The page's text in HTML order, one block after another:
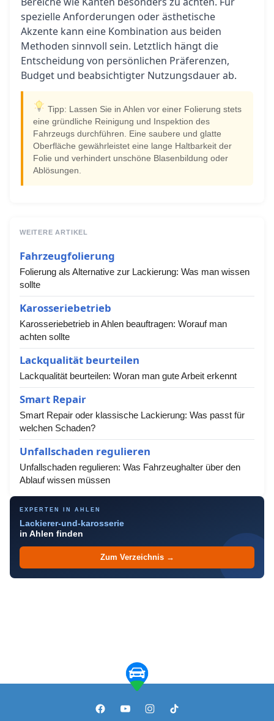
spezielle Anforderungen oder ästhetische
Akzente kann eine Kombination aus beiden
Methoden sinnvoll sein. Letztlich hängt die
Entscheidung von persönlichen Präferenzen,
Budget und beabsichtigter Nutzungsdauer ab.
Tipp: Lassen Sie in Ahlen vor einer Folierung stets
eine gründliche Reinigung und Inspektion des
Fahrzeugs durchführen. Eine saubere und glatte
Oberfläche gewährleistet eine lange Haltbarkeit der
Folie und verhindert unschöne Blasenbildung oder
Ablösungen.
WEITERE ARTIKEL
Fahrzeugfolierung
Folierung als Alternative zur Lackierung: Was man wissen
sollte
Karosseriebetrieb
Karosseriebetrieb in Ahlen beauftragen: Worauf man
achten sollte
Lackqualität beurteilen
Lackqualität beurteilen: Woran man gute Arbeit erkennt
Smart Repair
Smart Repair oder klassische Lackierung: Was passt für
welchen Schaden?
Unfallschaden regulieren
Unfallschaden regulieren: Was Fahrzeughalter über den
Ablauf wissen müssen
EXPERTEN IN AHLEN
Lackierer-und-karosserie
in Ahlen finden
Zum Verzeichnis →